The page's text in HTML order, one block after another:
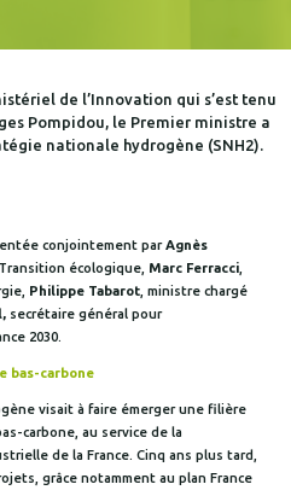
de l’Innovation qui s’est tenu
Pompidou, le Premier ministre a
nationale hydrogène (SNH2).
conjointement parAgnès
écologique, Marc Ferracci
Philippe Tabarot , ministre chargé
secrétaire général pour
2030.
bas-carbone
visait à faire émerger une filière
carbone, au service de la
de la France. Cinq ans plus tard,
grâce notamment au plan France